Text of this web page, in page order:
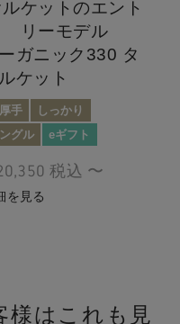
ルケットのエント
リーモデル
ガニック330 タ
ケット
手
しっかり
グル
eギフト
税込 〜
を見る
様はこれも見